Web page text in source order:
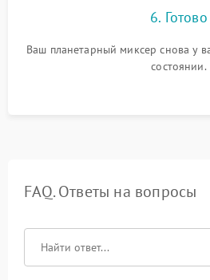
6. Готово
Ваш планетарный миксер снова у
состоянии.
FAQ. Ответы на вопросы